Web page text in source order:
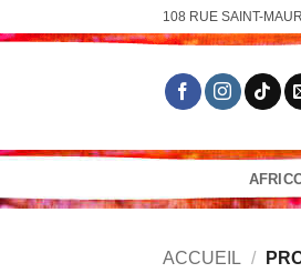
au
108 RUE SAINT-
ACCUEIL /